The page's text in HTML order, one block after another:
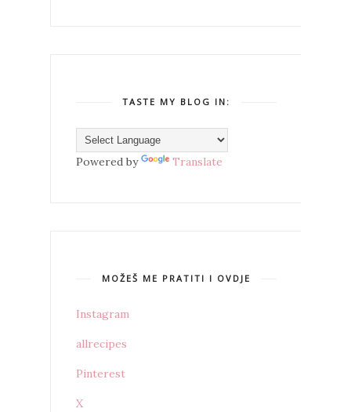
TASTE MY BLOG IN:
Powered by Translate
MOŽEŠ ME PRATITI I OVDJE
Instagram
allrecipes
Pinterest
X